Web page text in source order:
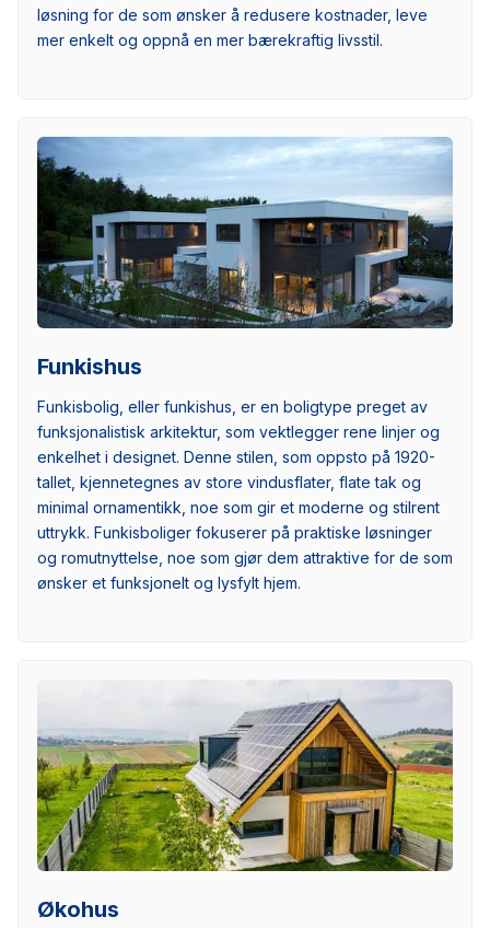
løsning for de som ønsker å redusere kostnader, leve
mer enkelt og oppnå en mer bærekraftig livsstil.
Funkishus
Funkisbolig, eller funkishus, er en boligtype preget av
funksjonalistisk arkitektur, som vektlegger rene linjer og
enkelhet i designet. Denne stilen, som oppsto på 1920-
tallet, kjennetegnes av store vindusflater, flate tak og
minimal ornamentikk, noe som gir et moderne og stilrent
uttrykk. Funkisboliger fokuserer på praktiske løsninger
og romutnyttelse, noe som gjør dem attraktive for de som
ønsker et funksjonelt og lysfylt hjem.
Økohus